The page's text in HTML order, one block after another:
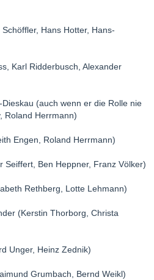
Hans Hotter, Hans-
Karl Ridderbusch, Alexander
(auch wenn er die Rolle nie
Roland Herrmann)
Engen, Roland Herrmann)
Seiffert, Ben Heppner, Franz Völker)
Rethberg, Lotte Lehmann)
(Kerstin Thorborg, Christa
Unger, Heinz Zednik)
Grumbach, Bernd Weikl)